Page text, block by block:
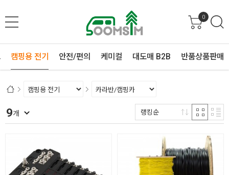
0
캠핑용 전기 안전/편의 케미컬 대도매 B2B 반품상품판매
9개 랭킹순